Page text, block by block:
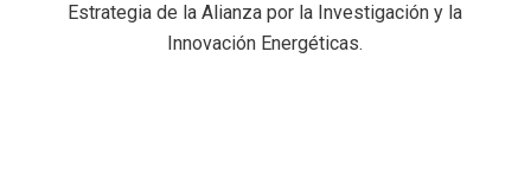
Estrategia de la Alianza por la Investigación y la
Innovación Energéticas.